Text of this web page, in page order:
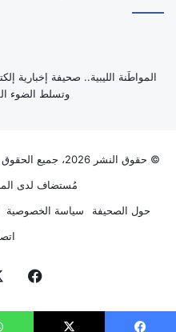
‏المواطَنة الليبية.. صحيفة إخبارية
وتسلط الضوء
© حقوق النشر 2026، جميع الحقوق محفوظة |
مُستضاف لدى
حول الصحيفة
سياسة الخصوصية